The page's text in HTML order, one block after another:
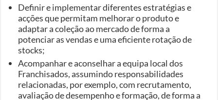
Definir e implementar diferentes estratégias e
acções que permitam melhorar o produto e
adaptar a coleção ao mercado de forma a
potenciar as vendas e uma eficiente rotação de
stocks;
Acompanhar e aconselhar a equipa local dos
Franchisados, assumindo responsabilidades
relacionadas, por exemplo, com recrutamento,
avaliação de desempenho e formação, de forma a